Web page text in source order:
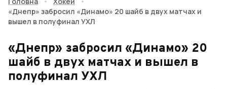
«Днепр» забросил «Динамо» 20 шайб в двух матчах и
вышел в полуфинал УХЛ
«Днепр» забросил «Динамо» 20
шайб в двух матчах и вышел в
полуфинал УХЛ